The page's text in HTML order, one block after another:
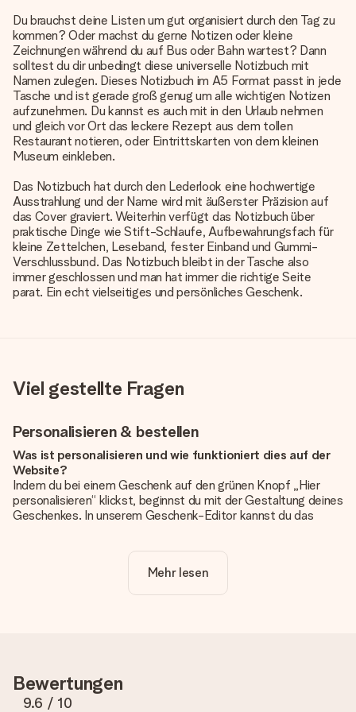
Du brauchst deine Listen um gut organisiert durch den Tag zu
kommen? Oder machst du gerne Notizen oder kleine
Zeichnungen während du auf Bus oder Bahn wartest? Dann
solltest du dir unbedingt diese universelle Notizbuch mit
Namen zulegen. Dieses Notizbuch im A5 Format passt in jede
Tasche und ist gerade groß genug um alle wichtigen Notizen
aufzunehmen. Du kannst es auch mit in den Urlaub nehmen
und gleich vor Ort das leckere Rezept aus dem tollen
Restaurant notieren, oder Eintrittskarten von dem kleinen
Museum einkleben.
Das Notizbuch hat durch den Lederlook eine hochwertige
Ausstrahlung und der Name wird mit äußerster Präzision auf
das Cover graviert. Weiterhin verfügt das Notizbuch über
praktische Dinge wie Stift-Schlaufe, Aufbewahrungsfach für
kleine Zettelchen, Leseband, fester Einband und Gummi-
Verschlussbund. Das Notizbuch bleibt in der Tasche also
immer geschlossen und man hat immer die richtige Seite
parat. Ein echt vielseitiges und persönliches Geschenk.
Viel gestellte Fragen
Personalisieren & bestellen
Was ist personalisieren und wie funktioniert dies auf der
Website?
Indem du bei einem Geschenk auf den grünen Knopf „Hier
personalisieren“ klickst, beginnst du mit der Gestaltung deines
Geschenkes. In unserem Geschenk-Editor kannst du das
noch eines unserer angebotenen Designs, um deinem
Geschenk die perfekte Ausstrahlung zu verleihen.
Wir möchten sicherstellen, dass du mit deinem Geschenk
rundum zufrieden bist. Deshalb ist es wichtig, qualitativ
Mehr lesen
Bewertungen
9.6 / 10